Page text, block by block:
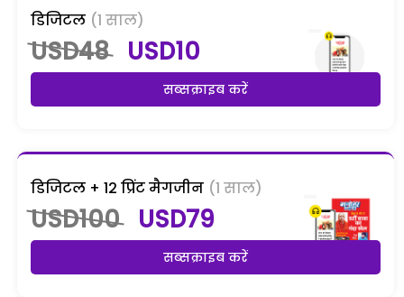
डिजिटल (1 साल)
USD48 USD10
सब्सक्राइब करें
डिजिटल + 12 प्रिंट मैगजीन (1 साल)
USD100 USD79
सब्सक्राइब करें